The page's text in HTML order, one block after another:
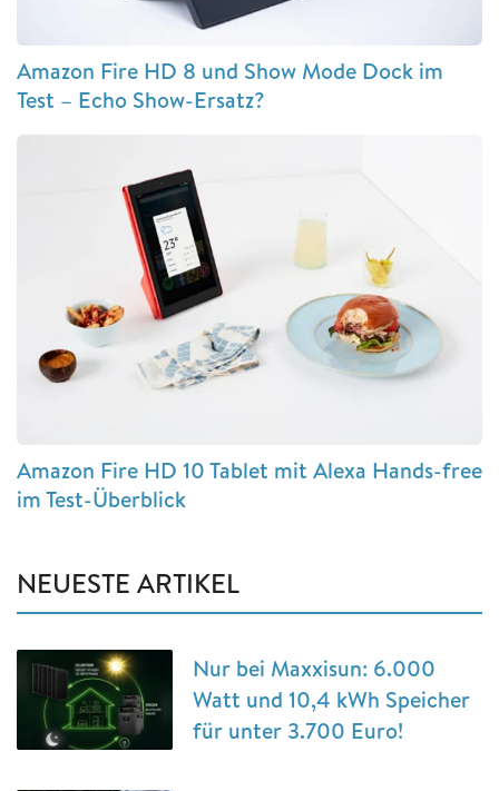
Amazon Fire HD 8 und Show Mode Dock im
Test – Echo Show-Ersatz?
Amazon Fire HD 10 Tablet mit Alexa Hands-free
im Test-Überblick
NEUESTE ARTIKEL
Nur bei Maxxisun: 6.000
Watt und 10,4 kWh Speicher
für unter 3.700 Euro!